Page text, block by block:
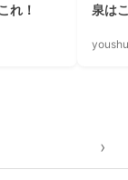
れ！
泉は
›